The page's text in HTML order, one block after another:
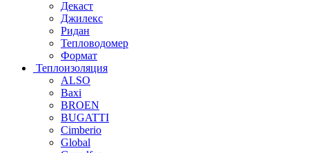
Декаст
Джилекс
Ридан
Тепловодомер
Формат
Теплоизоляция
ALSO
Baxi
BROEN
BUGATTI
Cimberio
Global